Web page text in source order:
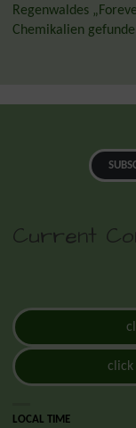
Regenwaldes
Chemikalien
Current
LOCAL TIME